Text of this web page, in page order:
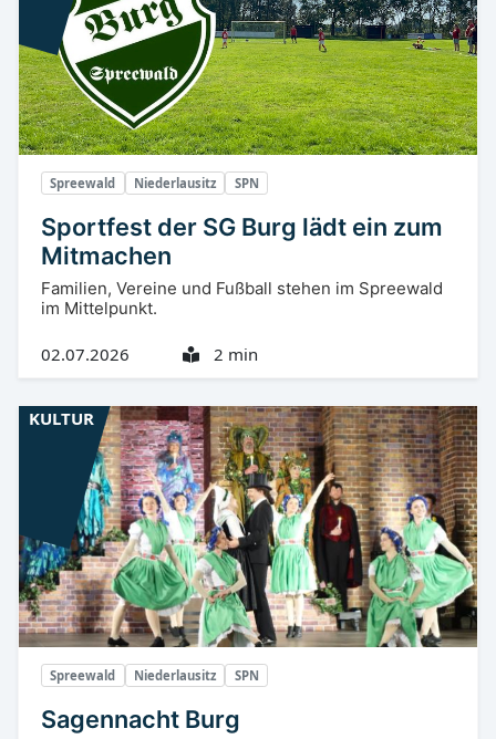
Spreewald Niederlausitz SPN
Sportfest der SG Burg lädt ein zum
Mitmachen
Familien, Vereine und Fußball stehen im Spreewald
im Mittelpunkt.
02.07.2026 2 min
Spreewald Niederlausitz SPN
Sagennacht Burg
KULTUR